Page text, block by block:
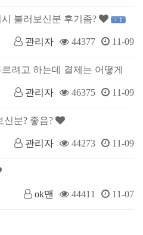
불러보신분 후기좀? + 1
관리자 44377 11-09
려고 하는데 결제는 어떻게
관리자 46375 11-09
신분? 좋음?
관리자 44273 11-09
ok맨 44411 11-07